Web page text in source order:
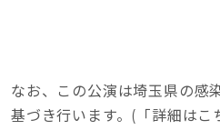
なお、この公演は埼玉県の感
基づき行います。(「詳細はこ